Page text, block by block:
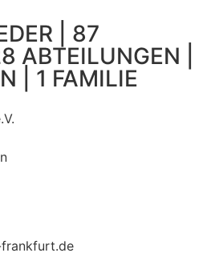
| 87
ABTEILUNGEN |
| 1 FAMILIE